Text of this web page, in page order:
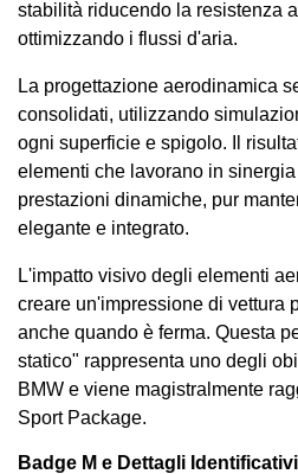
stabilità riducendo la resistenza
ottimizzando i flussi d'aria.
La progettazione aerodinamica
consolidati, utilizzando
ogni superficie e spigolo. Il
elementi che lavorano in
prestazioni dinamiche, pur
elegante e integrato.
L'impatto visivo degli elementi
creare un'impressione di vettura
anche quando è ferma. Questa
statico" rappresenta uno degli
BMW e viene magistralmente
Sport Package.
Badge M e Dettagli Identificativi